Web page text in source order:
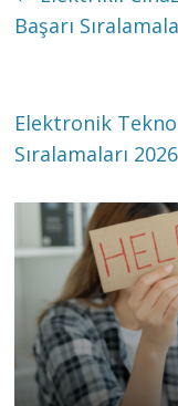
Başarı
Elektronik
Sıralamaları 2026